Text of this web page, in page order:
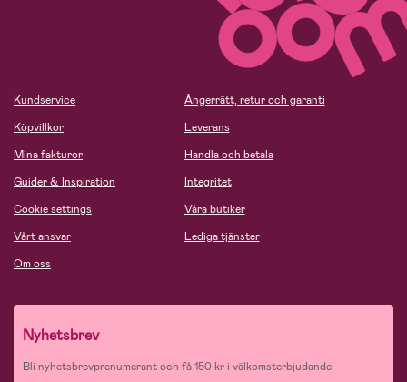
Kundservice
Köpvillkor
Mina fakturor
Guider & Inspiration
Cookie settings
Vårt ansvar
Om oss
Ångerrätt, retur och garanti
Leverans
Handla och betala
Integritet
Våra butiker
Lediga tjänster
Nyhetsbrev
Bli nyhetsbrevprenumerant och få 150 kr i välkomsterbjudande!